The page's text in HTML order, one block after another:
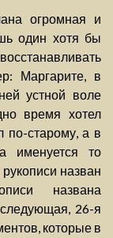
огромная и
один хотя бы
Маргарите, в
устной воле
время хотел
по-старому, а в
именуется то
назван
названа
26-я
которые в